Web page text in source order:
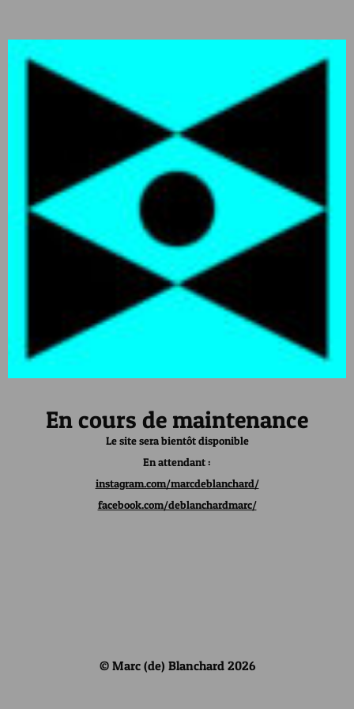
En cours de maintenance
Le site sera bientôt disponible
En attendant :
instagram.com/marcdeblanchard/
facebook.com/deblanchardmarc/
© Marc (de) Blanchard 2026